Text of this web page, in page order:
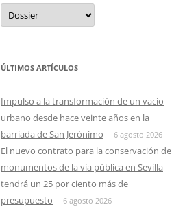
Categorias
ÚLTIMOS ARTÍCULOS
Impulso a la transformación de un vacío
urbano desde hace veinte años en la
barriada de San Jerónimo
6 agosto 2026
El nuevo contrato para la conservación de
monumentos de la vía pública en Sevilla
tendrá un 25 por ciento más de
presupuesto
6 agosto 2026